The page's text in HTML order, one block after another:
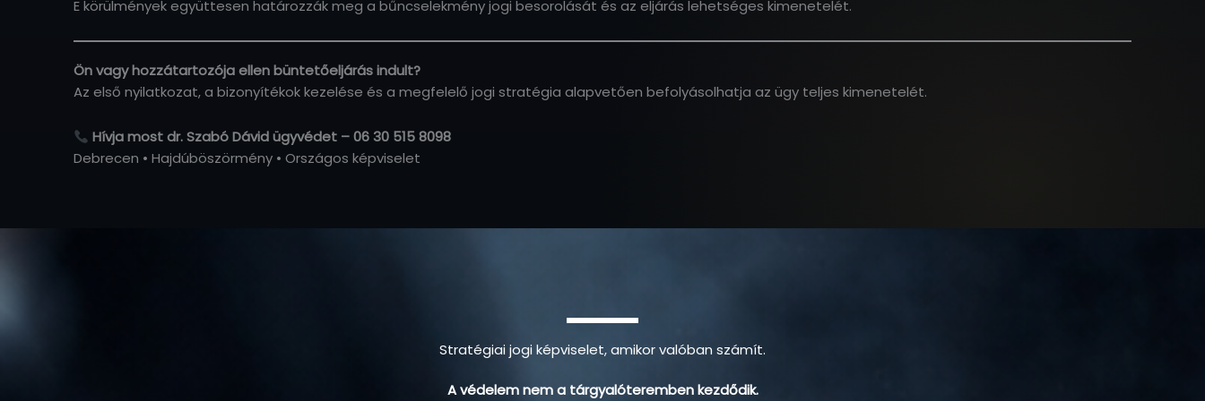
E körülmények együttesen határozzák meg a bűncselekmény jogi besorolását és az eljárás lehetséges kimenetelét.
Ön vagy hozzátartozója ellen büntetőeljárás indult?
Az első nyilatkozat, a bizonyítékok kezelése és a megfelelő jogi stratégia alapvetően befolyásolhatja az ügy teljes kimenetelét.
Hívja most dr. Szabó Dávid ügyvédet – 06 30 515 8098
Debrecen • Hajdúböszörmény • Országos képviselet
Stratégiai jogi képviselet, amikor valóban számít.
A védelem nem a tárgyalóteremben kezdődik.